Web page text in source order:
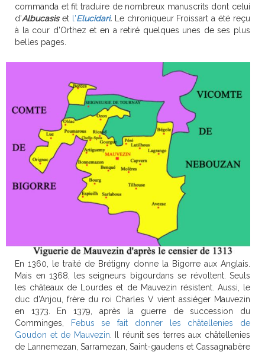
commanda et fit traduire de nombreux manuscrits dont celui
d'Albucasiset l'Elucidari.Le chroniqueur Froissart a été reçu
à la cour d'Orthez et en a retiré quelques unes de ses plus
belles pages.
En 1360, le traité de Brétigny donne la Bigorre aux Anglais.
Mais en 1368, les seigneurs bigourdans se révoltent. Seuls
les châteaux de Lourdes et de Mauvezin résistent. Aussi, le
duc d'Anjou, frère du roi Charles V vient assiéger Mauvezin
en 1373. En 1379, après la guerre de succession du
Comminges,
Febus se fait donner les châtellenies de
Goudon et de Mauvezin . Il réunit ses terres aux châtellenies
de Lannemezan, Sarramezan, Saint-gaudens et Cassagnabère